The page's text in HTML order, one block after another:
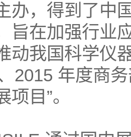
办，得到了中
旨在加强行业
动我国科学仪
2015 年度商
目”。